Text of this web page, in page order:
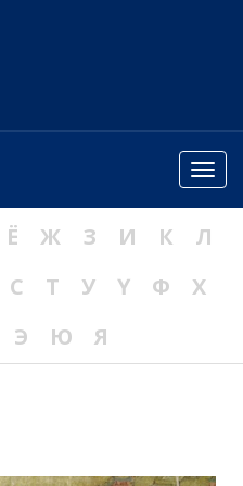
Menu
Ё Ж З И К
Л
С Т У Ү Ф
Х
Э Ю Я